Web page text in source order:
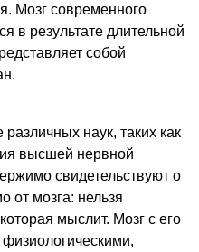
Мозг современного
в результате длительной
собой
наук, таких как
высшей нервной
свидетельствуют о
от мозга: нельзя
мыслит. Мозг с его